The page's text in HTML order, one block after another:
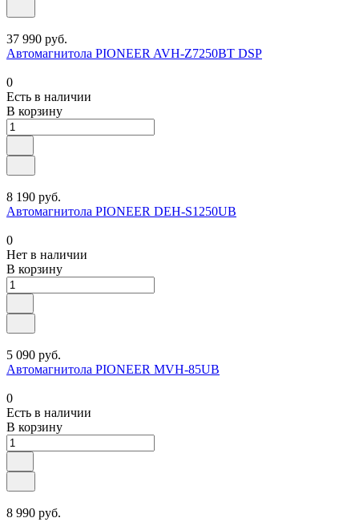
37 990 руб.
Автомагнитола PIONEER AVH-Z7250BT DSP
0
Есть в наличии
В корзину
8 190 руб.
Автомагнитола PIONEER DEH-S1250UB
0
Нет в наличии
В корзину
5 090 руб.
Автомагнитола PIONEER MVH-85UB
0
Есть в наличии
В корзину
8 990 руб.